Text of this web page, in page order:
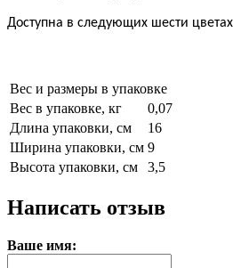
Доступна в следующих шести
Вес и размеры в упаковке
Вес в упаковке, кг
0,07
Длина упаковки, см
16
Ширина упаковки, см 9
Высота упаковки, см
3,5
Написать отзыв
Ваше имя: